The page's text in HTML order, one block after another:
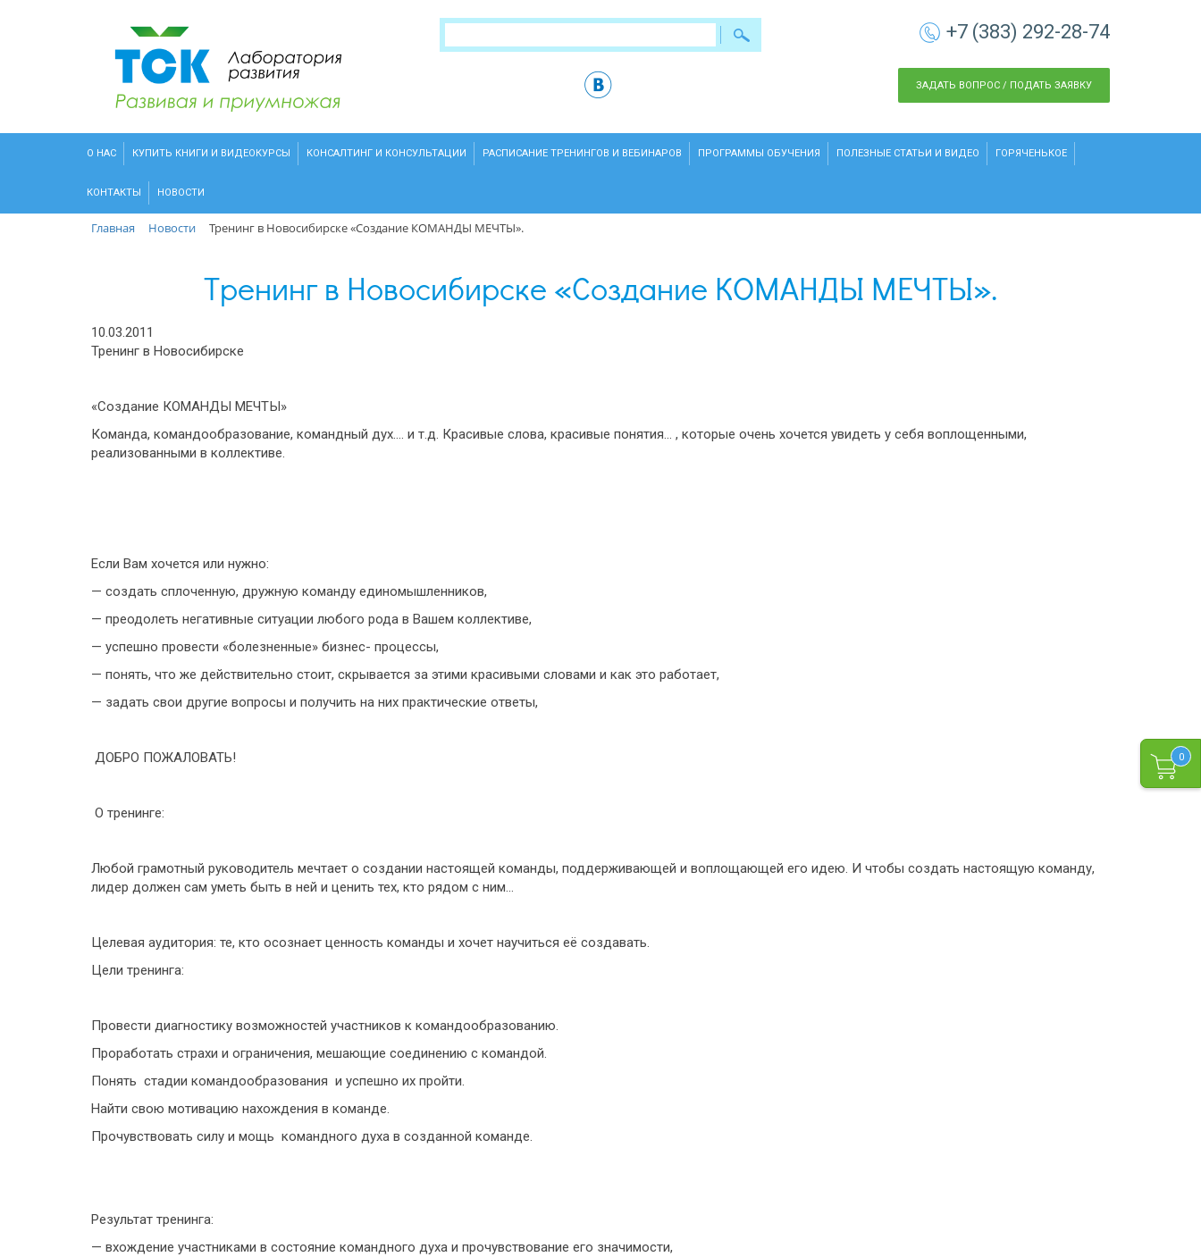
0
+7 (383) 292-28-74
ЗАДАТЬ ВОПРОС / ПОДАТЬ ЗАЯВКУ
О НАС КУПИТЬ КНИГИ И ВИДЕОКУРСЫ КОНСАЛТИНГ И КОНСУЛЬТАЦИИ РАСПИСАНИЕ ТРЕНИНГОВ И ВЕБИНАРОВ ПРОГРАММЫ ОБУЧЕНИЯ ПОЛЕЗНЫЕ СТАТЬИ И ВИДЕО ГОРЯЧЕНЬКОЕ
КОНТАКТЫ НОВОСТИ
Главная Новости Тренинг в Новосибирске «Создание КОМАНДЫ МЕЧТЫ».
Тренинг в Новосибирске «Создание КОМАНДЫ МЕЧТЫ».
10.03.2011
Тренинг в Новосибирске
«Создание КОМАНДЫ МЕЧТЫ»
Команда, командообразование, командный дух…. и т.д. Красивые слова, красивые понятия… , которые очень хочется увидеть у себя воплощенными,
реализованными в коллективе.
Если Вам хочется или нужно:
— создать сплоченную, дружную команду единомышленников,
— преодолеть негативные ситуации любого рода в Вашем коллективе,
— успешно провести «болезненные» бизнес- процессы,
— понять, что же действительно стоит, скрывается за этими красивыми словами и как это работает,
— задать свои другие вопросы и получить на них практические ответы,
ДОБРО ПОЖАЛОВАТЬ!
О тренинге:
Любой грамотный руководитель мечтает о создании настоящей команды, поддерживающей и воплощающей его идею. И чтобы создать настоящую команду,
лидер должен сам уметь быть в ней и ценить тех, кто рядом с ним…
Целевая аудитория: те, кто осознает ценность команды и хочет научиться её создавать.
Цели тренинга:
Провести диагностику возможностей участников к командообразованию.
Проработать страхи и ограничения, мешающие соединению с командой.
Понять стадии командообразования и успешно их пройти.
Найти свою мотивацию нахождения в команде.
Прочувствовать силу и мощь командного духа в созданной команде.
Результат тренинга:
— вхождение участниками в состояние командного духа и прочувствование его значимости,